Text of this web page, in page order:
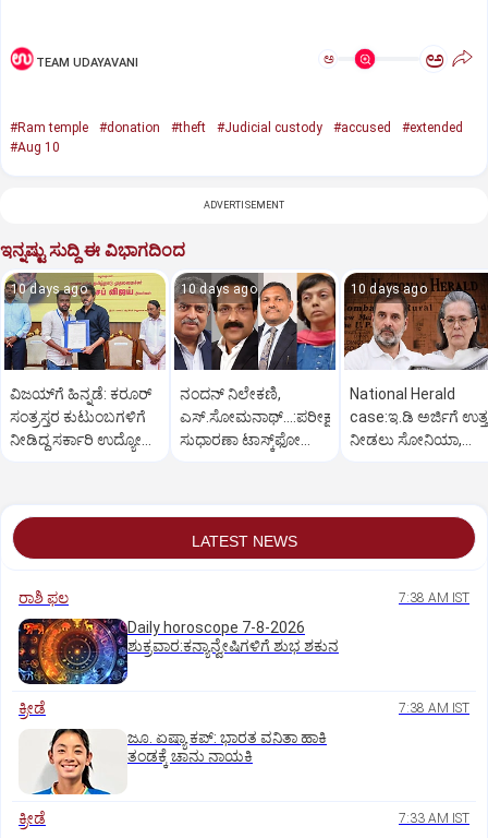
TEAM UDAYAVANI ಅ ಅ
#Ram temple #donation #theft #Judicial custody #accused
#extended
#Aug 10
ADVERTISEMENT
ಇನ್ನಷ್ಟು ಸುದ್ದಿ ಈ ವಿಭಾಗದಿಂದ
10 days ago
ವಿಜಯ್‌ಗೆ ಹಿನ್ನಡೆ: ಕರೂರ್
ಸಂತ್ರಸ್ತರ ಕುಟುಂಬಗಳಿಗೆ
ನೀಡಿದ್ದ ಸರ್ಕಾರಿ ಉದ್ಯೋಗ
10 days ago
ನಂದನ್ ನಿಲೇಕಣಿ,
ಎಸ್.ಸೋಮನಾಥ್‌...:ಪರೀಕ್ಷಾ
ಸುಧಾರಣಾ ಟಾಸ್ಕ್‌ಫೋರ್ಸ್
10 days ago
National Herald
case:ಇ.ಡಿ ಅರ್ಜಿಗೆ
ನೀಡಲು ಸೋನಿಯಾ,
LATEST NEWS
ರಾಶಿ ಫಲ 7:38 AM IST
Daily horoscope 7-8-2026
ಶುಕ್ರವಾರ:ಕನ್ಯಾನ್ವೇಷಿಗಳಿಗೆ ಶುಭ ಶಕುನ
ಕ್ರೀಡೆ 7:38 AM IST
ಜೂ. ಏಷ್ಯಾ ಕಪ್‌: ಭಾರತ ವನಿತಾ ಹಾಕಿ
ತಂಡಕ್ಕೆ ಚಾನು ನಾಯಕಿ
ಕ್ರೀಡೆ 7:33 AM IST